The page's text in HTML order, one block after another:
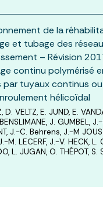
de la
et tubage des
– Révision
continu polymérisé
par tuyaux continus
hélicoïdal
D. VELTZ, E. JUND, E.
J. GUMBEL,
J.-C. Behrens, J.-M
M. LECERF, J.-V. HECK, L.
L. JUGAN, O. THÉPOT, S.